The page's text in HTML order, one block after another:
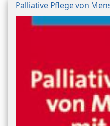
Palliative Pflege von
Bild/Umschlag